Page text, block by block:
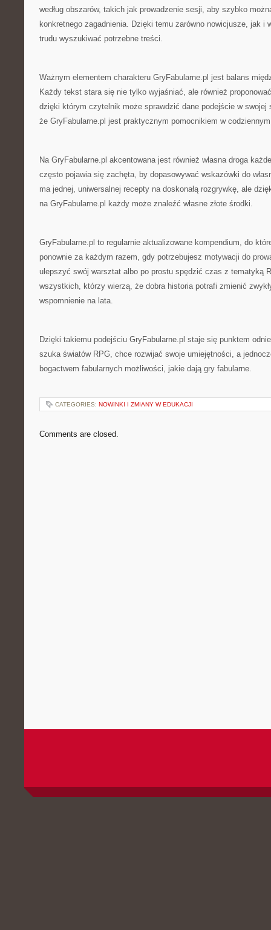
według obszarów, takich jak prowadzenie sesji, aby szybko
konkretnego zagadnienia. Dzięki temu zarówno nowicjusze, jak i
trudu wyszukiwać potrzebne treści.
Ważnym elementem charakteru GryFabularne.pl jest balans
Każdy tekst stara się nie tylko wyjaśniać, ale również
dzięki którym czytelnik może sprawdzić dane podejście w swojej
że GryFabularne.pl jest praktycznym pomocnikiem w
Na GryFabularne.pl akcentowana jest również własna droga
często pojawia się zachęta, by dopasowywać wskazówki do
ma jednej, uniwersalnej recepty na doskonałą rozgrywkę, ale
na GryFabularne.pl każdy może znaleźć własne złote środki.
GryFabularne.pl to regularnie aktualizowane kompendium, do
ponownie za każdym razem, gdy potrzebujesz motywacji do
ulepszyć swój warsztat albo po prostu spędzić czas z tematyką
wszystkich, którzy wierzą, że dobra historia potrafi zmienić
wspomnienie na lata.
Dzięki takiemu podejściu GryFabularne.pl staje się punktem
szuka światów RPG, chce rozwijać swoje umiejętności, a
bogactwem fabularnych możliwości, jakie dają gry fabularne.
CATEGORIES: NOWINKI I ZMIANY W EDUKACJI
Comments are closed.